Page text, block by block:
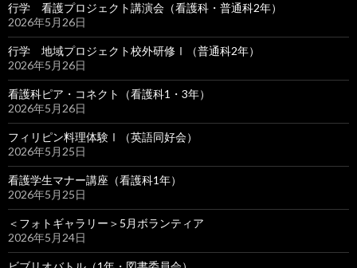
行学 看護プロジェクト講演会（看護科・普通科2年）
2026年5月26日
行学 地域プロジェクト校外研修Ⅰ（普通科2年）
2026年5月26日
看護科ピア・コネクト（看護科1・3年）
2026年5月26日
フィリピン料理体験Ⅰ（英語同好会）
2026年5月25日
看護学生マナー講座（看護科1年）
2026年5月25日
＜フォトギャラリー＞5月ボランティア
2026年5月24日